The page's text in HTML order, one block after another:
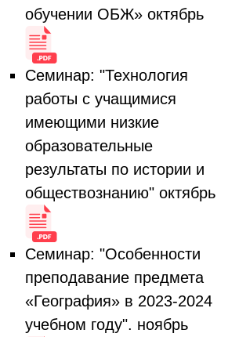
обучении ОБЖ» октябрь
Семинар: "Технология
работы с учащимися
имеющими низкие
образовательные
результаты по истории и
обществознанию" октябрь
Семинар: "Особенности
преподавание предмета
«География» в 2023-2024
учебном году". ноябрь